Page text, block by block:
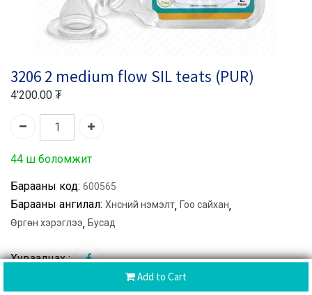
Add to Cart
3206 2 medium flow SIL teats (PUR)
4'200.00 ₮
44 ш боломжит
Барааны код: 600565
Барааны ангилал: Хүнсний нэмэлт, Гоо сайхан,
Өргөн хэрэглээ, Бусад
Хуваалцах :